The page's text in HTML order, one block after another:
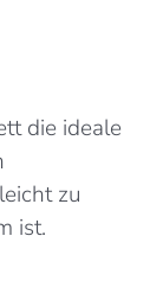
die ideale
zu
ist.